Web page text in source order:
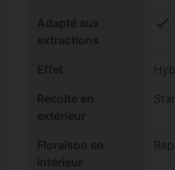
Adapté aux
extractions
check
Effet
Récolte en
extérieur
Floraison en
intérieur